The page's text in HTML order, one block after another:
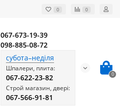
0 0
067-673-19-39
098-885-08-72
субота–неділя
Шпалери, плита:
067-622-23-82
Строй магазин, двері:
067-566-91-81
0